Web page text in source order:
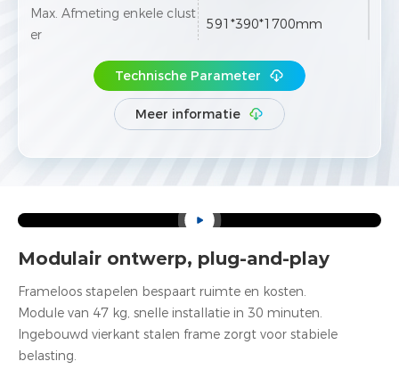
Max. Afmeting enkele clust
er
591*390*1700mm
Tot 12 clusters parallel
Technische Parameter
Meer informatie
Modulair ontwerp, plug-and-play
Frameloos stapelen bespaart ruimte en kosten.
Module van 47 kg, snelle installatie in 30 minuten.
Ingebouwd vierkant stalen frame zorgt voor stabiele
belasting.